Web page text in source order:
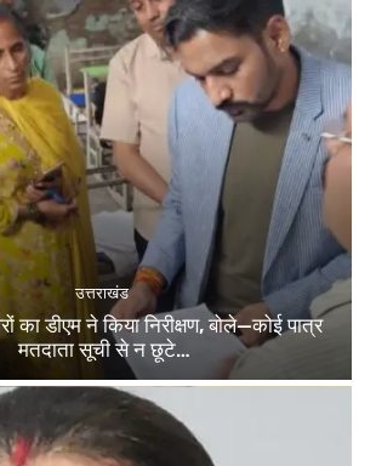
उत्तराखंड
का डीएम ने किया निरीक्षण, बोले—कोई पात्र
मतदाता सूची से न छूटे…